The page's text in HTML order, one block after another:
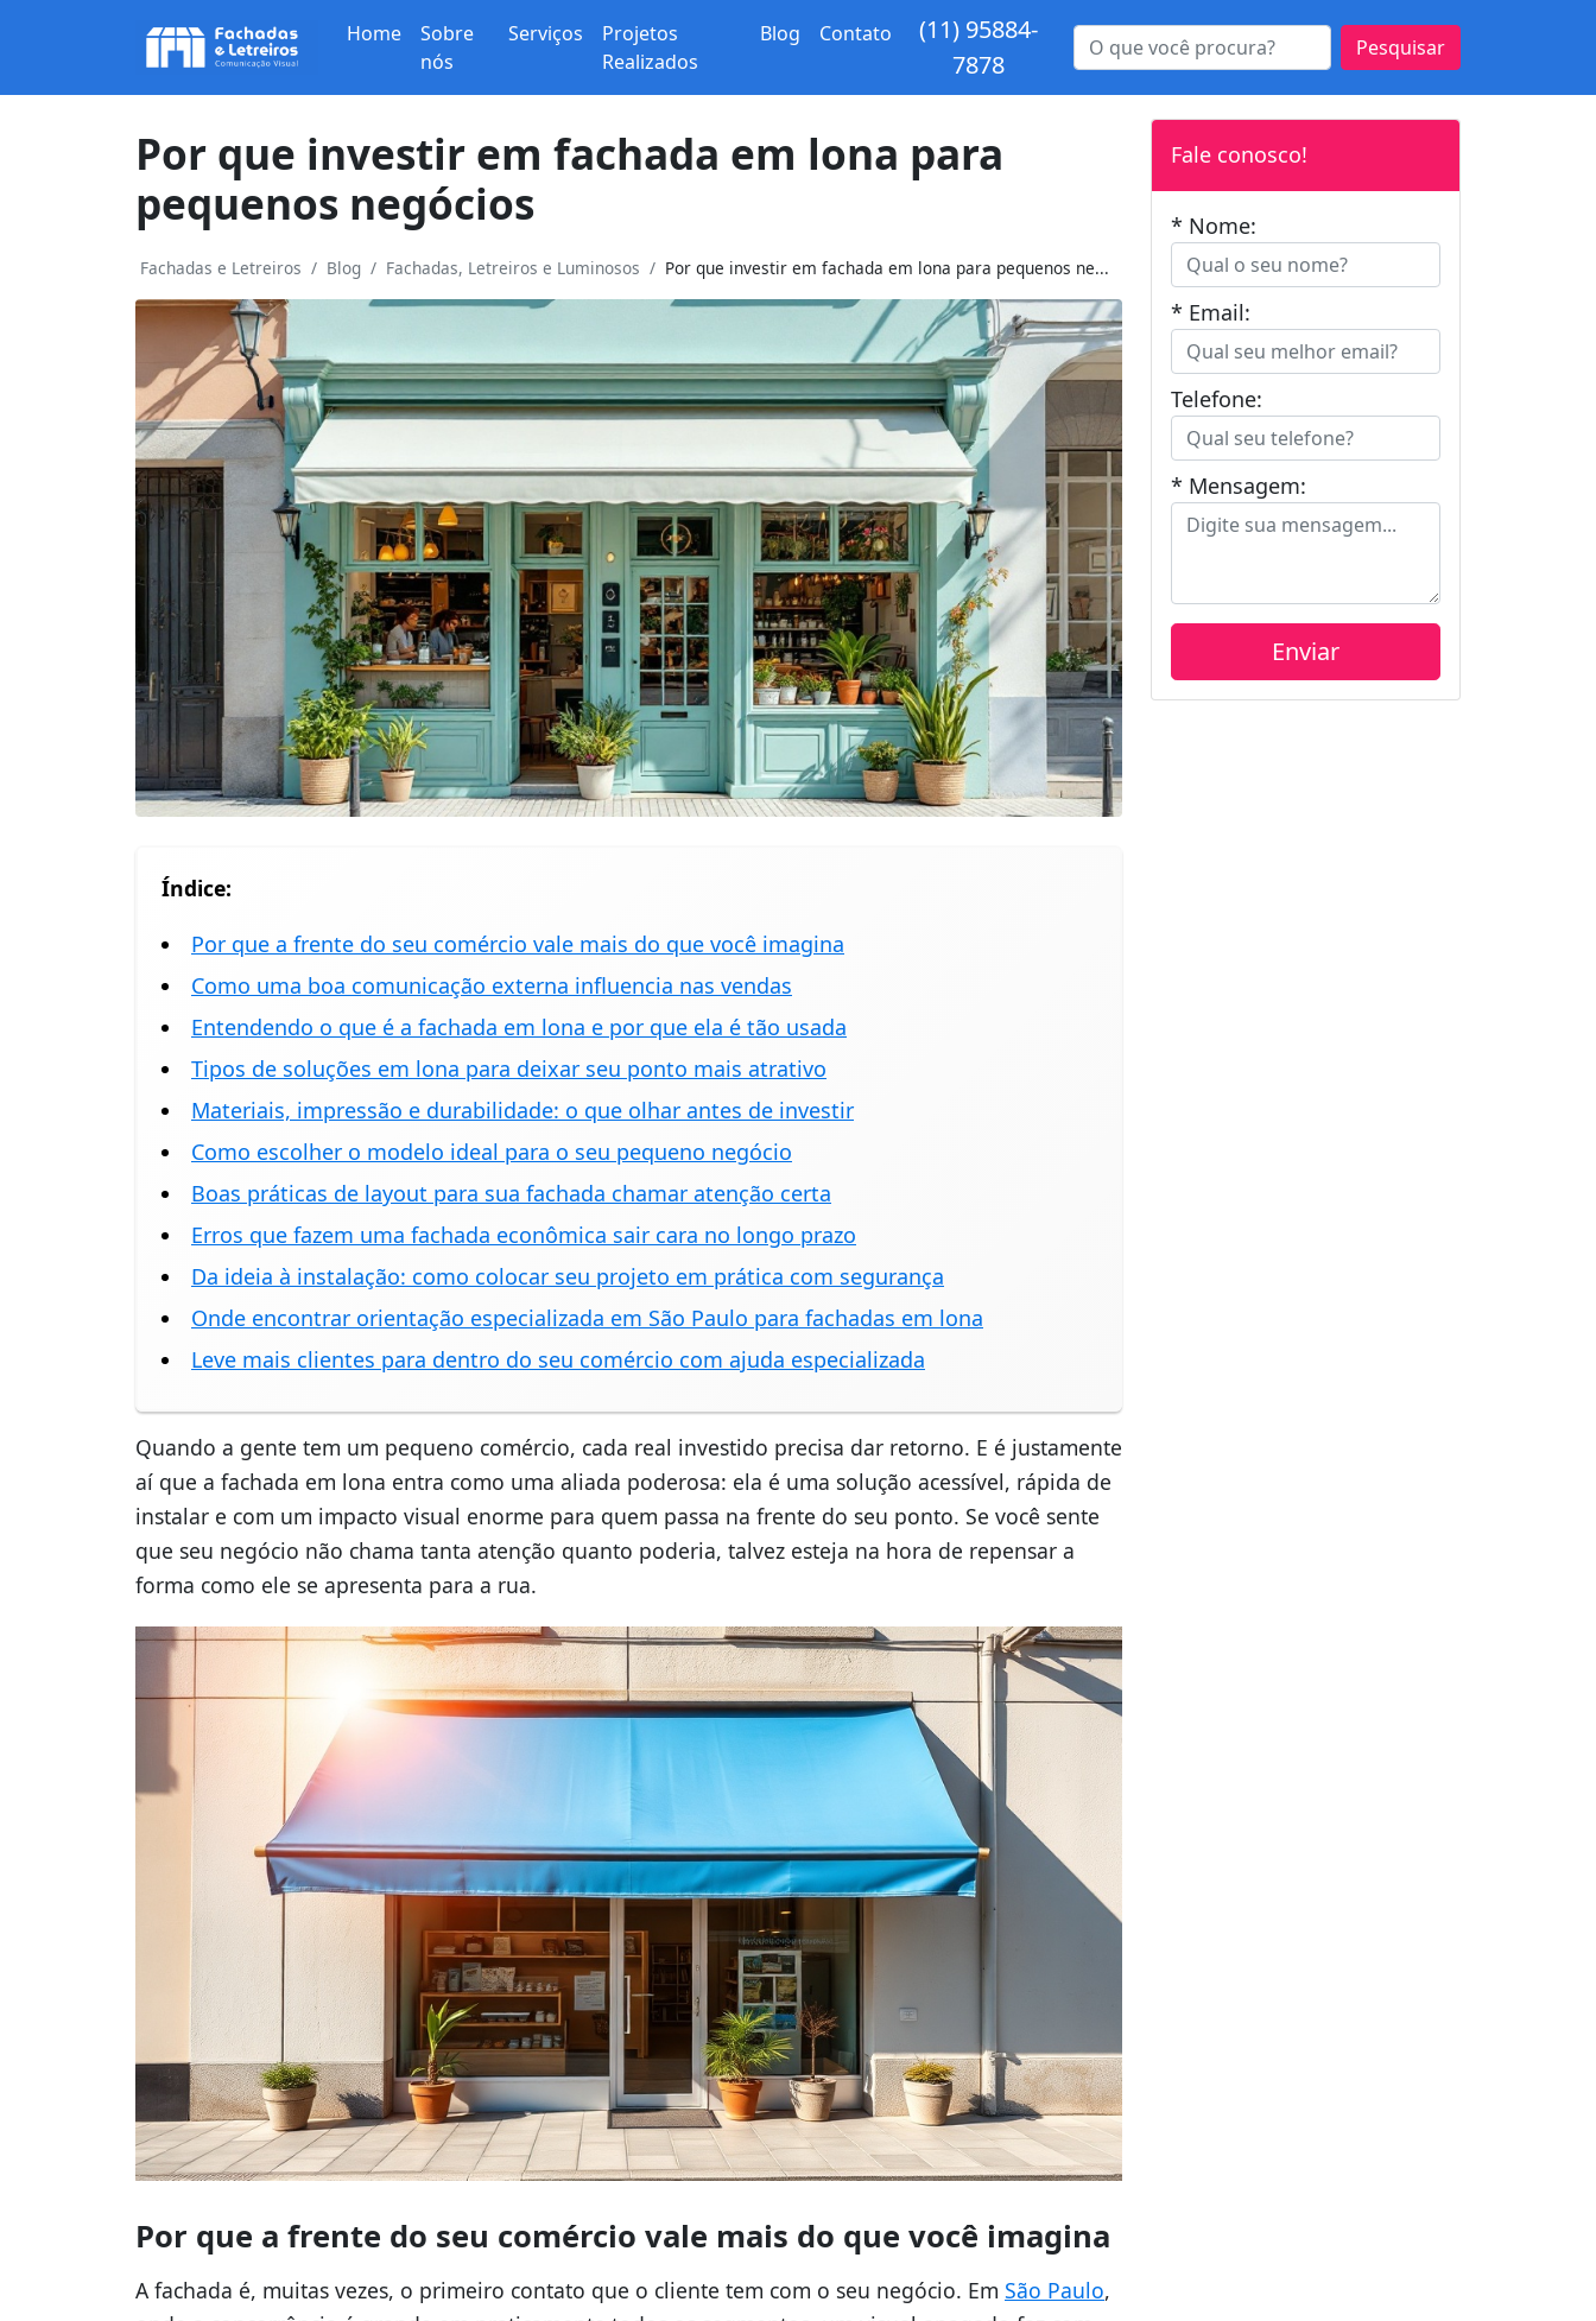
Home
Sobre
nós
Serviços
Projetos
Realizados
Blog Contato
(11) 95884-
7878
Pesquisar
Por que investir em fachada em lona para
pequenos negócios
Fachadas e Letreiros Blog Fachadas, Letreiros e Luminosos Por que investir em fachada em lona para pequenos ne...
Índice:
Por que a frente do seu comércio vale mais do que você imagina
Como uma boa comunicação externa influencia nas vendas
Entendendo o que é a fachada em lona e por que ela é tão usada
Tipos de soluções em lona para deixar seu ponto mais atrativo
Materiais, impressão e durabilidade: o que olhar antes de investir
Como escolher o modelo ideal para o seu pequeno negócio
Boas práticas de layout para sua fachada chamar atenção certa
Erros que fazem uma fachada econômica sair cara no longo prazo
Da ideia à instalação: como colocar seu projeto em prática com segurança
Onde encontrar orientação especializada em São Paulo para fachadas em lona
Leve mais clientes para dentro do seu comércio com ajuda especializada
Quando a gente tem um pequeno comércio, cada real investido precisa dar retorno. E é justamente
aí que a fachada em lona entra como uma aliada poderosa: ela é uma solução acessível, rápida de
instalar e com um impacto visual enorme para quem passa na frente do seu ponto. Se você sente
que seu negócio não chama tanta atenção quanto poderia, talvez esteja na hora de repensar a
forma como ele se apresenta para a rua.
Por que a frente do seu comércio vale mais do que você imagina
A fachada é, muitas vezes, o primeiro contato que o cliente tem com o seu negócio. Em São Paulo,
Fale conosco!
* Nome:
* Email:
Telefone:
* Mensagem: